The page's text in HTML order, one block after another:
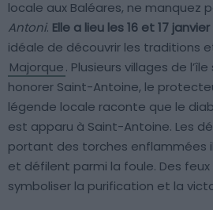
locale aux Baléares, ne manquez
Antoni. Elle a lieu les 16 et 17 janvier
idéale de découvrir les traditions
Majorque. Plusieurs villages de
honorer Saint-Antoine, le
légende locale raconte que le
est apparu à Saint-Antoine. Les
portant des torches enflammées
et défilent parmi la foule. Des
symboliser la purification et la